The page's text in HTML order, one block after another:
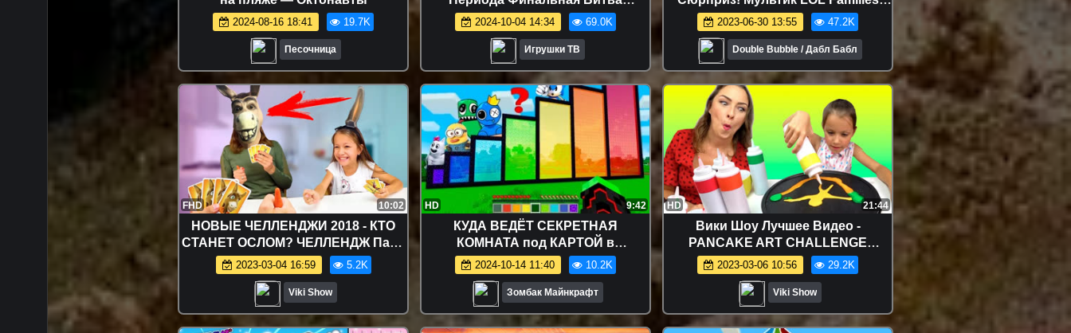
2024-08-16 18:41 19.7K
Песочница
Динозавров LEGO Jurassic World -
Тиранозавр Рекс
2024-10-04 14:34 69.0K
Игрушки ТВ
Surprise Dolls Распаковка Poopsie
Слайм
2023-06-30 13:55 47.2K
Double Bubble / Дабл Бабл
FHD 10:02
НОВЫЕ ЧЕЛЛЕНДЖИ 2018 - КТО
СТАНЕТ ОСЛОМ? ЧЕЛЛЕНДЖ Папа
ПРОТИВ Девочек КТО Споет
Ослиную Песню / Вики Шоу
2023-03-04 16:59 5.2K
Viki Show
HD 9:42
КУДА ВЕДЁТ СЕКРЕТНАЯ
КОМНАТА под КАРТОЙ в
МАЙНКРАФТ | ЦВЕТНЫЕ
ПОРТАЛЫ
2024-10-14 11:40 10.2K
Зомбак Майнкрафт
HD 21:44
Вики Шоу Лучшее Видео -
PANCAKE ART CHALLENGE
БЛИННЫЙ ЧЕЛЛЕНДЖ Back To
School / Вики Шоу
2023-03-06 10:56 29.2K
Viki Show